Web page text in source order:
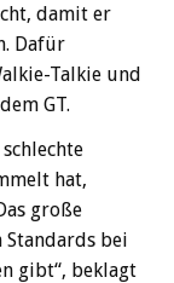
damit er
Dafür
Talkie und
GT.
hat,
große
Standards bei
gibt“, beklagt